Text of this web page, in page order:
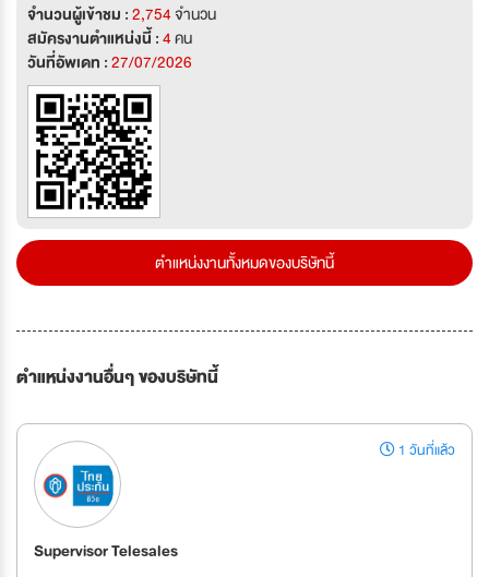
จำนวนผู้เข้าชม :2,754จำนวน
สมัครงานตำแหน่งนี้ :4คน
วันที่อัพเดท :27/07/2026
ตำแหน่งงานทั้งหมดของบริษัทนี้
ตำแหน่งงานอื่นๆ ของบริษัทนี้
1 วันที่แล้ว
Supervisor Telesales